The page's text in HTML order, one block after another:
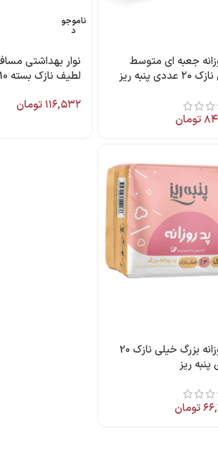
جعبه ای متوسط
پنبه ریز
تومان
ناموجو
د
۱۱۶,۵۳۲تومان
پد روزانه بزرگ خیلی نازک 20
ریز
تومان